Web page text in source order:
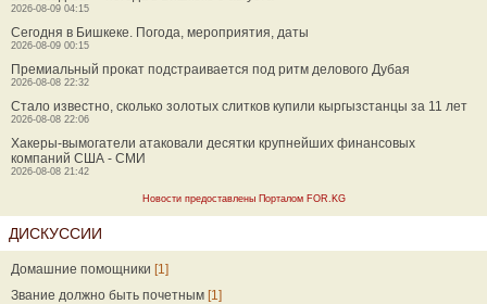
2026-08-09 04:15
Сегодня в Бишкеке. Погода, мероприятия, даты
2026-08-09 00:15
Премиальный прокат подстраивается под ритм делового Дубая
2026-08-08 22:32
Стало известно, сколько золотых слитков купили кыргызстанцы за 11 лет
2026-08-08 22:06
Хакеры-вымогатели атаковали десятки крупнейших финансовых
компаний США - СМИ
2026-08-08 21:42
Новости предоставлены Порталом FOR.KG
ДИСКУССИИ
Домашние помощники [1]
Звание должно быть почетным [1]